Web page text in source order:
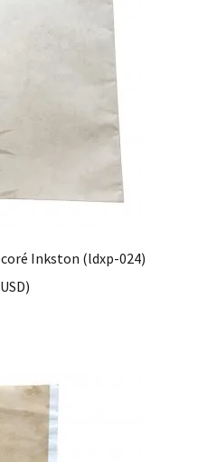
Inkston (ldxp-024)
USD)